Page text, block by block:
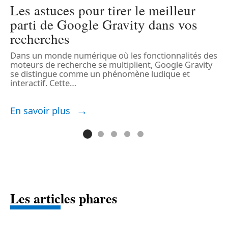
Les astuces pour tirer le meilleur
parti de Google Gravity dans vos
recherches
Dans un monde numérique où les fonctionnalités des
moteurs de recherche se multiplient, Google Gravity
se distingue comme un phénomène ludique et
interactif. Cette…
En savoir plus
Les articles phares